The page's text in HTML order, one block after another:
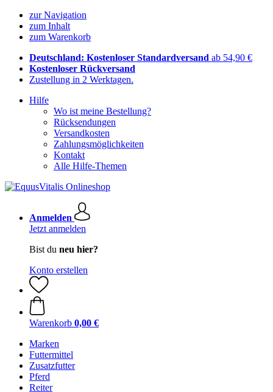
zur Navigation
zum Inhalt
zum Warenkorb
Deutschland: Kostenloser Standardversand ab 54,90 €
Kostenloser Rückversand
Zustellung in 2 Werktagen.
Hilfe
Wo ist meine Bestellung?
Rücksendungen
Versandkosten
Zahlungsmöglichkeiten
Kontakt
Alle Hilfe-Themen
Anmelden
Jetzt anmelden
Bist du neu hier?
Konto erstellen
Warenkorb 0,00 €
Marken
Futtermittel
Zusatzfutter
Pferd
Reiter